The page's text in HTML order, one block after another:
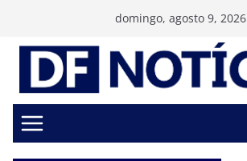
conteúdo
domingo, agosto 9, 2026